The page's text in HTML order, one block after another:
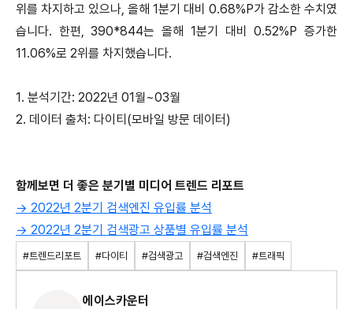
위를 차지하고 있으나, 올해 1분기 대비 0.68%P가 감소한 수치였
습니다. 한편, 390*844는 올해 1분기 대비 0.52%P 증가한
11.06%로 2위를 차지했습니다.
1. 분석기간: 2022년 01월~03월
2. 데이터 출처: 다이티(모바일 방문 데이터)
함께보면 더 좋은 분기별 미디어 트렌드 리포트
→ 2022년 2분기 검색엔진 유입률 분석
→ 2022년 2분기 검색광고 상품별 유입률 분석
#트렌드리포트 #다이티 #검색광고 #검색엔진 #트래픽
에이스카운터